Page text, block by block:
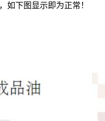
如下图显示即为正常！